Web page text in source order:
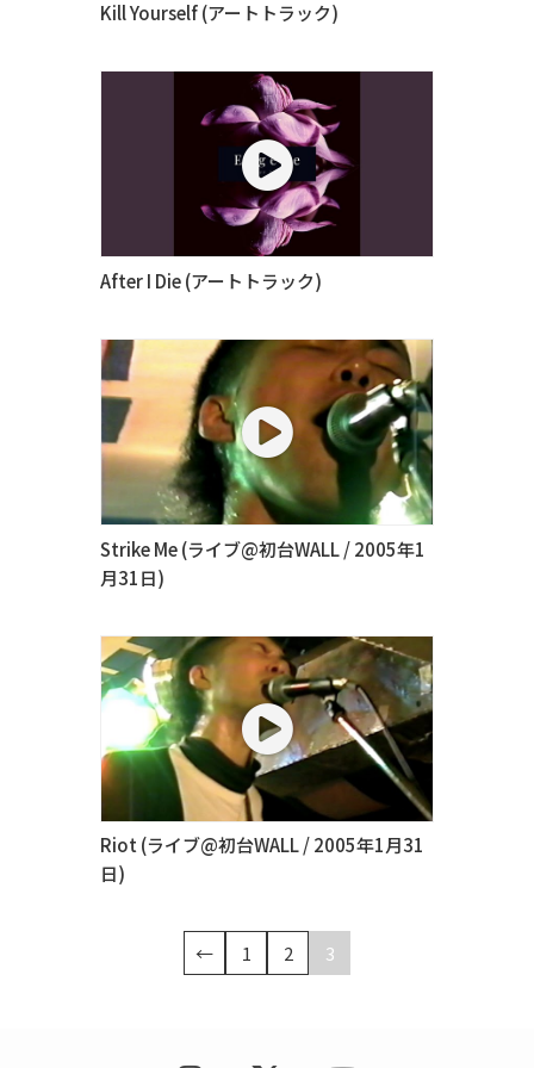
Kill Yourself (アートトラック)
After I Die (アートトラック)
Strike Me (ライブ@初台WALL / 2005年1
月31日)
Riot (ライブ@初台WALL / 2005年1月31
日)
← 1 2 3